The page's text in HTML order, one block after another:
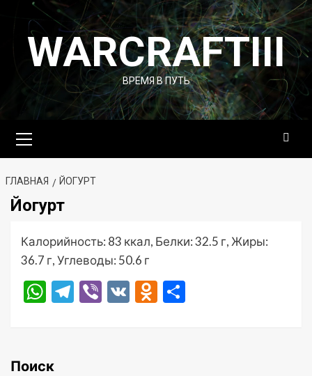
Перейти
содержимому
WARCRAFTIII
ВРЕМЯ В ПУТЬ
меню
ГЛАВНАЯ ЙОГУРТ
Йогурт
Калорийность: 83 ккал, Белки: 32.5 г, Жиры:
36.7 г, Углеводы: 50.6 г
WhatsApp
Telegram
Viber
VK Odnoklassniki
Поиск